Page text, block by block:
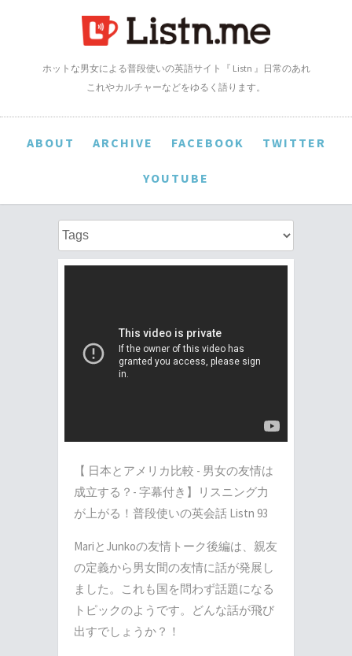
ホットな男女による普段使いの英語サイト『 Listn 』日常のあれ
これやカルチャーなどをゆるく語ります。
ABOUT ARCHIVE FACEBOOK TWITTER
YOUTUBE
【 日本とアメリカ比較 - 男女の友情は
成立する？- 字幕付き】リスニング力
が上がる！普段使いの英会話 Listn 93
MariとJunkoの友情トーク後編は、親友
の定義から男女間の友情に話が発展し
ました。これも国を問わず話題になる
トピックのようです。どんな話が飛び
出すでしょうか？！